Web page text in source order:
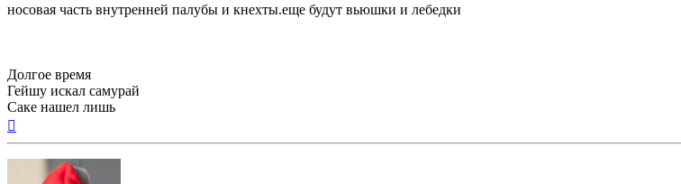
носовая часть внутренней палубы и кнехты.еще будут вьюшки и лебедки
Долгое время
Гейшу искал самурай
Саке нашел лишь